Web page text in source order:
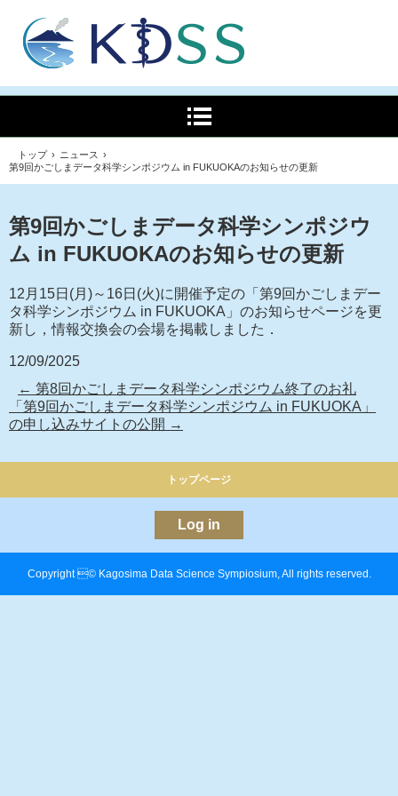
トップ › ニュース ›
第9回かごしまデータ科学シンポジウム in FUKUOKAのお知らせの更新
第9回かごしまデータ科学シンポジウ
ム in FUKUOKAのお知らせの更新
12月15日(月)～16日(火)に開催予定の「第9回かごしまデー
タ科学シンポジウム in FUKUOKA」のお知らせページを更
新し，情報交換会の会場を掲載しました．
12/09/2025
← 第8回かごしまデータ科学シンポジウム終了のお礼
「第9回かごしまデータ科学シンポジウム in FUKUOKA」
の申し込みサイトの公開 →
トップページ
Log in
Copyright © Kagosima Data Science Sympiosium, All rights reserved.